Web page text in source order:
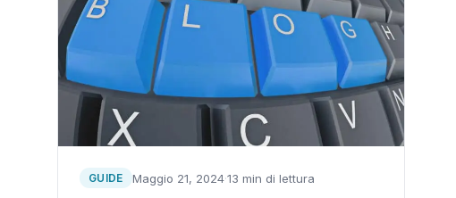
GUIDE Maggio 21, 2024·13 min di lettura